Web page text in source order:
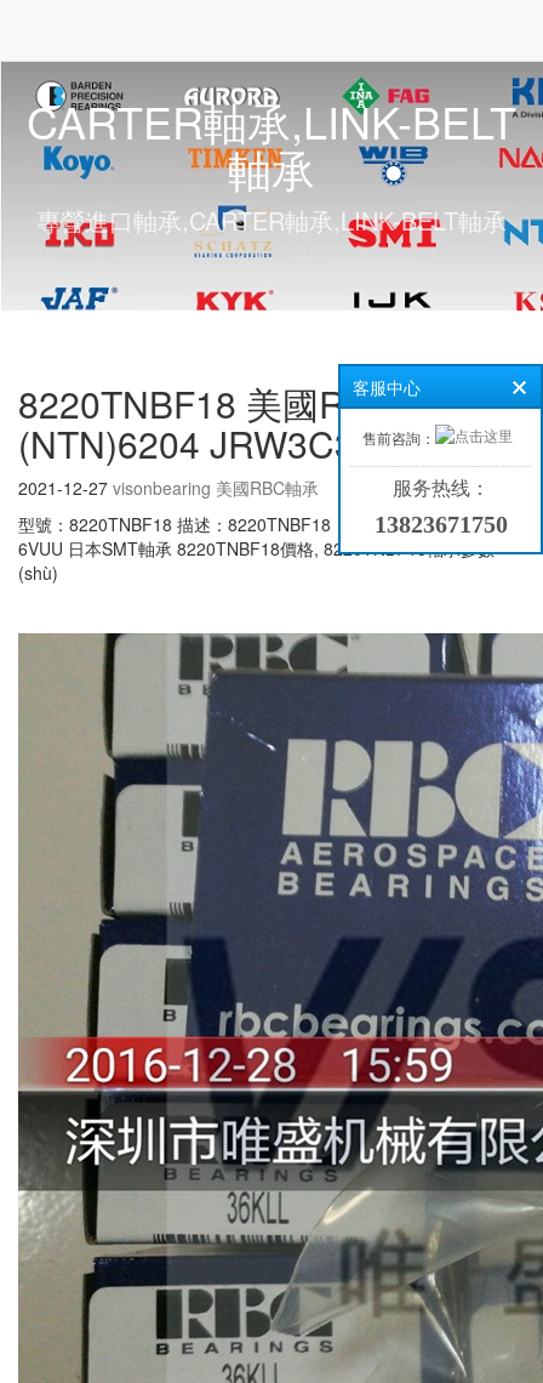
CARTER軸承,LINK-BELT
軸承
專營進口軸承,CARTER軸承,LINK-BELT軸承
8220TNBF18 美國RBC軸承
(NTN)6204 JRW3C3
2021-12-27 visonbearing 美國RBC軸承
型號：8220TNBF18 描述：8220TNBF18 日本SMT軸承 NFEO-
6VUU 日本SMT軸承 8220TNBF18價格, 8220TNBF18軸承參數
(shù)
客服中心
售前咨詢：
服务热线：
13823671750